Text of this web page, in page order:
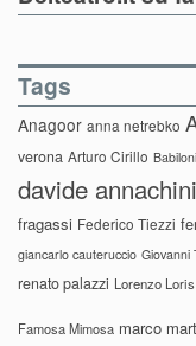
Tags
Anagoor anna netrebko
verona Arturo Cirillo
davide annachini
fragassi Federico Tiezzi
giancarlo cauteruccio Giovanni
renato palazzi Lorenzo Loris
Famosa Mimosa marco